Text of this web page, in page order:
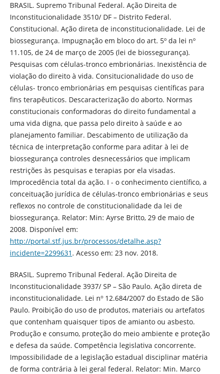
BRASIL. Supremo Tribunal Federal. Ação Direita de
Inconstitucionalidade 3510/ DF – Distrito Federal.
Constitucional. Ação direta de inconstitucionalidade. Lei de
biossegurança. Impugnação em bloco do art. 5º da lei nº
11.105, de 24 de março de 2005 (lei de biossegurança).
Pesquisas com células-tronco embrionárias. Inexistência de
violação do direito à vida. Consitucionalidade do uso de
células- tronco embrionárias em pesquisas científicas para
fins terapêuticos. Descaracterização do aborto. Normas
constitucionais conformadoras do direito fundamental a
uma vida digna, que passa pelo direito à saúde e ao
planejamento familiar. Descabimento de utilização da
técnica de interpretação conforme para aditar à lei de
biossegurança controles desnecessários que implicam
restrições às pesquisas e terapias por ela visadas.
Improcedência total da ação. I - o conhecimento científico, a
conceituação jurídica de células-tronco embrionárias e seus
reflexos no controle de constitucionalidade da lei de
biossegurança. Relator: Min: Ayrse Britto, 29 de maio de
2008. Disponível em:
http://portal.stf.jus.br/processos/detalhe.asp?
incidente=2299631 . Acesso em: 23 nov. 2018.
BRASIL. Supremo Tribunal Federal. Ação Direita de
Inconstitucionalidade 3937/ SP – São Paulo. Ação direta de
inconstitucionalidade. Lei nº 12.684/2007 do Estado de São
Paulo. Proibição do uso de produtos, materiais ou artefatos
que contenham quaisquer tipos de amianto ou asbesto.
Produção e consumo, proteção do meio ambiente e proteção
e defesa da saúde. Competência legislativa concorrente.
Impossibilidade de a legislação estadual disciplinar matéria
de forma contrária à lei geral federal. Relator: Min. Marco